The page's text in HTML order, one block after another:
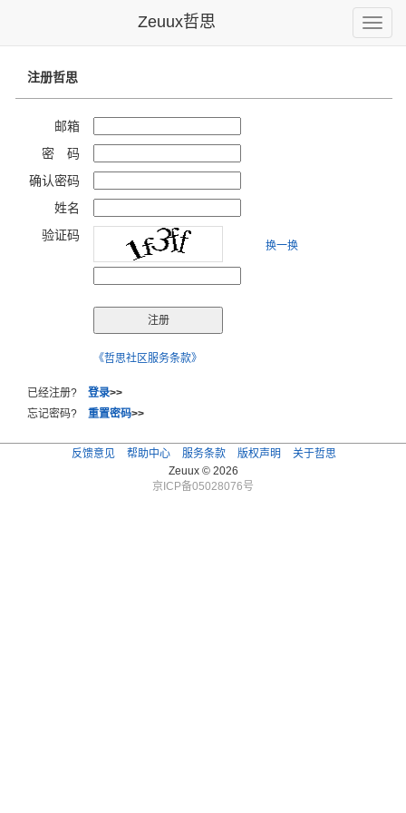
Toggle
Zeuux哲思
注册哲思
邮箱
密 码
确认密码
姓名
验证码
换一换
《哲思社区服务条款》
已经注册? 登录>>
忘记密码? 重置密码>>
反馈意见 帮助中心 服务条款 版权声明
关于哲思
Zeuux © 2026
京ICP备05028076号